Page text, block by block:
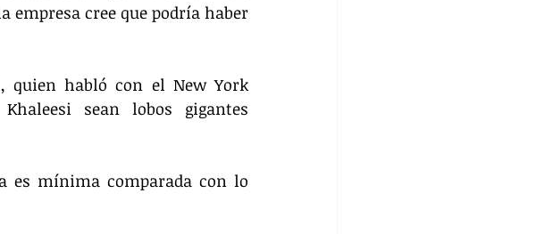
empresa cree que podría haber
quien habló con el New York
sean lobos gigantes
es mínima comparada con lo